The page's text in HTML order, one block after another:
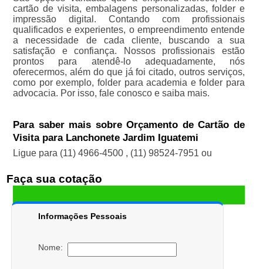
cartão de visita, embalagens personalizadas, folder e
impressão digital. Contando com profissionais
qualificados e experientes, o empreendimento entende
a necessidade de cada cliente, buscando a sua
satisfação e confiança. Nossos profissionais estão
prontos para atendê-lo adequadamente, nós
oferecermos, além do que já foi citado, outros serviços,
como por exemplo, folder para academia e folder para
advocacia. Por isso, fale conosco e saiba mais.
Para saber mais sobre Orçamento de Cartão de
Visita para Lanchonete Jardim Iguatemi
Ligue para (11) 4966-4500 , (11) 98524-7951 ou
Faça sua cotação
Informações Pessoais
Nome: